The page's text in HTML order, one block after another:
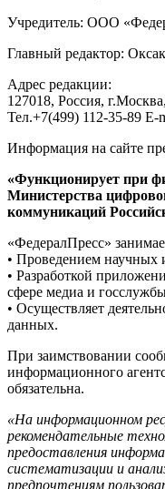
Учредитель: ООО
Главный редактор:
Адрес редакции:
127018, Россия,
Тел.+7(499) 112-35-89 E-
Информация на сайте
«Функционирует при
Министерства
коммуникаций
«ФедералПресс»
• Проведением научных
• Разработкой
сфере медиа и
• Осуществляет
данных.
При заимствовании
информационного
обязательна.
«На информационном
рекомендательные
предоставления
систематизации и
предпочтениям